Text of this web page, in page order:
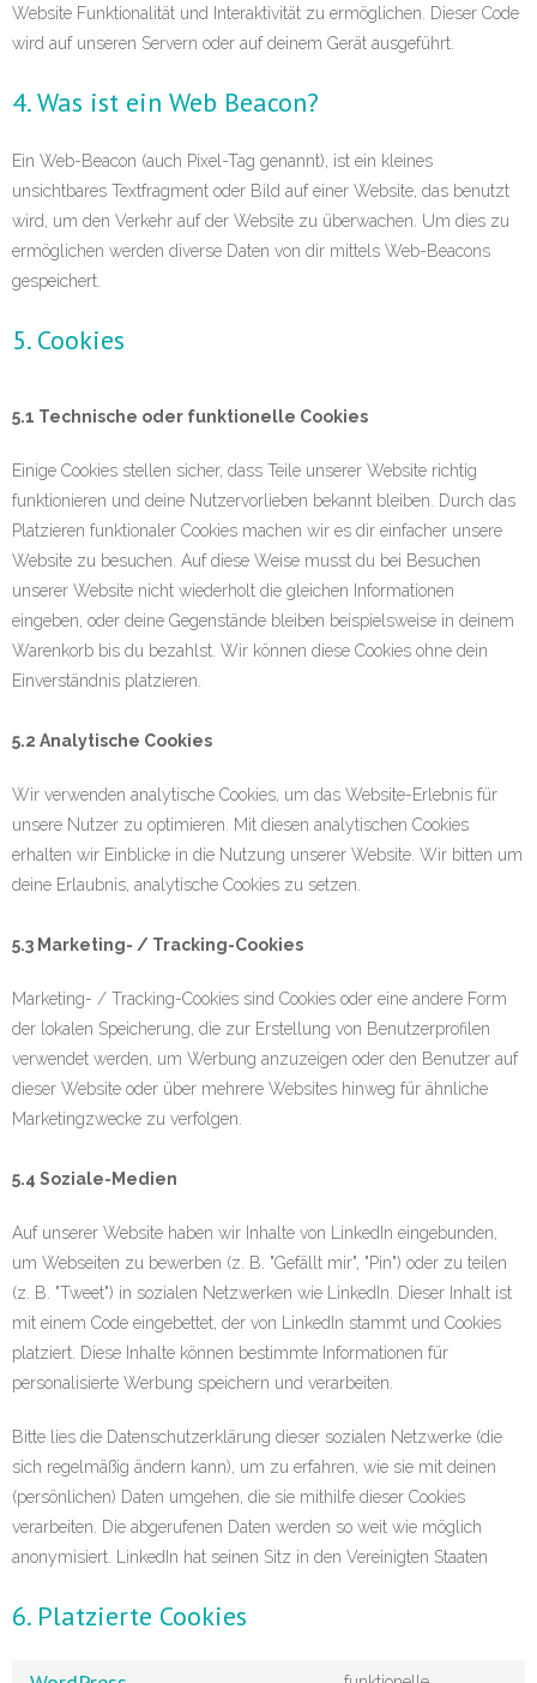
Website Funktionalität und Interaktivität zu ermöglichen. Dieser Code
wird auf unseren Servern oder auf deinem Gerät ausgeführt.
4. Was ist ein Web Beacon?
Ein Web-Beacon (auch Pixel-Tag genannt), ist ein kleines
unsichtbares Textfragment oder Bild auf einer Website, das benutzt
wird, um den Verkehr auf der Website zu überwachen. Um dies zu
ermöglichen werden diverse Daten von dir mittels Web-Beacons
gespeichert.
5. Cookies
5.1 Technische oder funktionelle Cookies
Einige Cookies stellen sicher, dass Teile unserer Website richtig
funktionieren und deine Nutzervorlieben bekannt bleiben. Durch das
Platzieren funktionaler Cookies machen wir es dir einfacher unsere
Website zu besuchen. Auf diese Weise musst du bei Besuchen
unserer Website nicht wiederholt die gleichen Informationen
eingeben, oder deine Gegenstände bleiben beispielsweise in deinem
Warenkorb bis du bezahlst. Wir können diese Cookies ohne dein
Einverständnis platzieren.
5.2 Analytische Cookies
Wir verwenden analytische Cookies, um das Website-Erlebnis für
unsere Nutzer zu optimieren. Mit diesen analytischen Cookies
erhalten wir Einblicke in die Nutzung unserer Website. Wir bitten um
deine Erlaubnis, analytische Cookies zu setzen.
5.3 Marketing- / Tracking-Cookies
Marketing- / Tracking-Cookies sind Cookies oder eine andere Form
der lokalen Speicherung, die zur Erstellung von Benutzerprofilen
verwendet werden, um Werbung anzuzeigen oder den Benutzer auf
dieser Website oder über mehrere Websites hinweg für ähnliche
Marketingzwecke zu verfolgen.
5.4 Soziale-Medien
Auf unserer Website haben wir Inhalte von LinkedIn eingebunden,
um Webseiten zu bewerben (z. B. "Gefällt mir", "Pin") oder zu teilen
(z. B. "Tweet") in sozialen Netzwerken wie LinkedIn. Dieser Inhalt ist
mit einem Code eingebettet, der von LinkedIn stammt und Cookies
platziert. Diese Inhalte können bestimmte Informationen für
personalisierte Werbung speichern und verarbeiten.
Bitte lies die Datenschutzerklärung dieser sozialen Netzwerke (die
sich regelmäßig ändern kann), um zu erfahren, wie sie mit deinen
(persönlichen) Daten umgehen, die sie mithilfe dieser Cookies
verarbeiten. Die abgerufenen Daten werden so weit wie möglich
anonymisiert. LinkedIn hat seinen Sitz in den Vereinigten Staaten
6. Platzierte Cookies